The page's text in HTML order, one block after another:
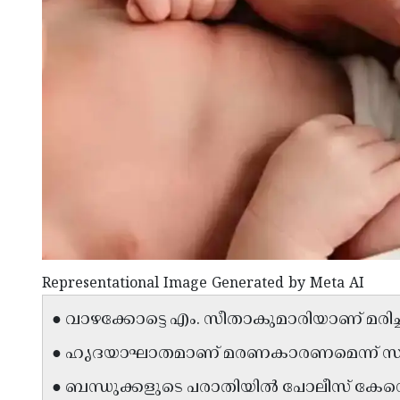
Representational Image Generated by Meta AI
● വാഴക്കോട്ടെ എം. സീതാകുമാരിയാണ്
● ഹൃദയാഘാതമാണ് മരണകാരണമെന്ന്
● ബന്ധുക്കളുടെ പരാതിയിൽ പോലീസ്